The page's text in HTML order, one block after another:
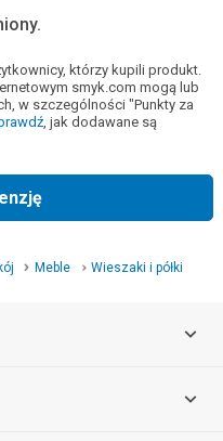
którzy kupili produkt.
smyk.com mogą lub
w szczególności "Punkty za
, jak dodawane są
Meble Wieszaki i półki